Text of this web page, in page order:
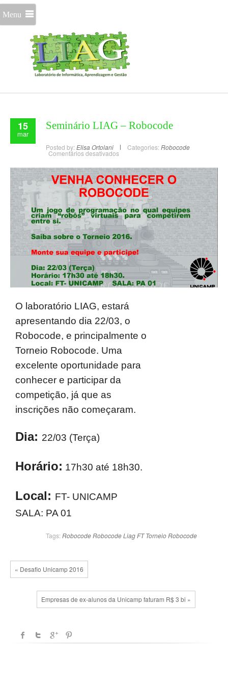
Menu
15
mar
Seminário LIAG – Robocode
Posted by: Elisa Ortolani Categories: Robocode
Comentários desativados
O laboratório LIAG, estará
apresentando dia 22/03, o
Robocode, e principalmente o
Torneio Robocode. Uma
excelente oportunidade para
conhecer e participar da
competição, já que as
inscrições não começaram.
Dia: 22/03 (Terça)
Horário: 17h30 até 18h30.
Local: FT- UNICAMP
SALA: PA 01
Tags: RobocodeRobocode Liag FT Torneio Robocode
« Desafio Unicamp 2016
Empresas de ex-alunos da Unicamp faturam R$ 3 bi »